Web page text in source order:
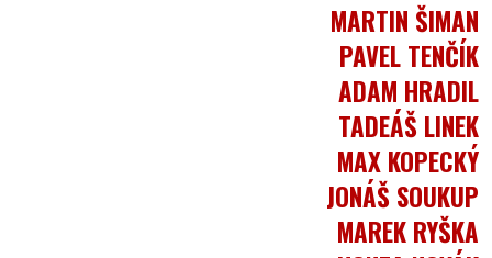
MARTIN ŠIMAN
PAVEL TENČÍK
ADAM HRADIL
TADEÁŠ LINEK
MAX KOPECKÝ
JONÁŠ SOUKUP
MAREK RYŠKA